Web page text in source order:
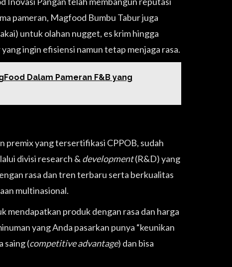
pameran, Magfood Bumbu Tabur juga
untuk olahan nugget, es krim hingga
ingin efisiensi namun tetap menjaga rasa.
Dalam Pameran F&B yang
premix yang tersertifikasi CPPOB, sudah
divisi research & development(R&D) yang
rasa dan tren terbaru serta berkualitas
multinasional.
mendapatkan produk dengan rasa dan harga
yang Anda pasarkan punya “keunikan
saing (competitive advantage) dan bisa